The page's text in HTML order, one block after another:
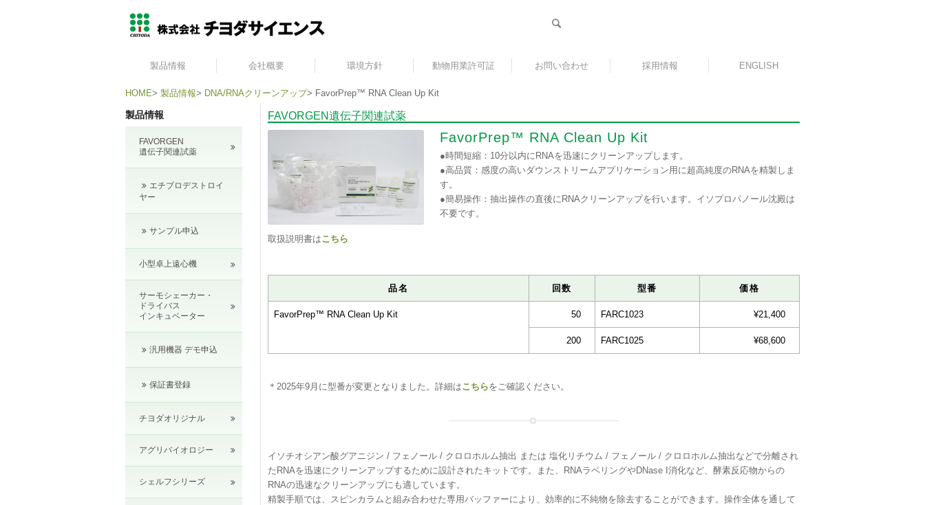
製品情報 会社概要 環境方針 動物用業許可証 お問い合わせ 採用情報 ENGLISH
HOME> 製品情報> DNA/RNAクリーンアップ> FavorPrep™ RNA Clean Up Kit
FAVORGEN遺伝子関連試薬
取扱説明書はこちら
FavorPrep™ RNA Clean Up Kit
●時間短縮：10分以内にRNAを迅速にクリーンアップします。
●高品質：感度の高いダウンストリームアプリケーション用に超高純度のRNAを精製しま
す。
●簡易操作：抽出操作の直後にRNAクリーンアップを行います。イソプロパノール沈殿は
不要です。
品名 回数 型番 価格
FavorPrep™ RNA Clean Up Kit 50 FARC1023 ¥21,400
200 FARC1025 ¥68,600
＊2025年9月に型番が変更となりました。詳細はこちらをご確認ください。
イソチオシアン酸グアニジン / フェノール / クロロホルム抽出 または 塩化リチウム / フェノール / クロロホルム抽出などで分離され
たRNAを迅速にクリーンアップするために設計されたキットです。また、RNAラベリングやDNase I消化など、酵素反応物からの
RNAの迅速なクリーンアップにも適しています。
精製手順では、スピンカラムと組み合わせた専用バッファーにより、効率的に不純物を除去することができます。操作全体を通して
製品情報
FAVORGEN
遺伝子関連試薬
エチブロデストロイ
ヤー
サンプル申込
小型卓上遠心機
サーモシェーカー・
ドライバス
インキュベーター
汎用機器 デモ申込
保証書登録
チヨダオリジナル
アグリバイオロジー
シェルフシリーズ